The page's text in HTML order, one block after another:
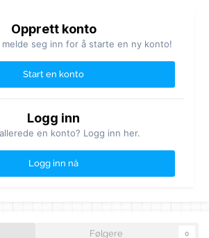
Opprett konto
seg inn for å starte en ny konto!
Start en konto
Logg inn
en konto? Logg inn her.
Logg inn nå
Følgere 0